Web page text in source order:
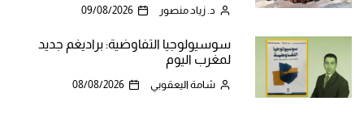
د. زياد منصور 09/08/2026
سوسيولوجيا التفاوضية: براديغم جديد
لمغرب اليوم
شامة اليعقوبي 08/08/2026